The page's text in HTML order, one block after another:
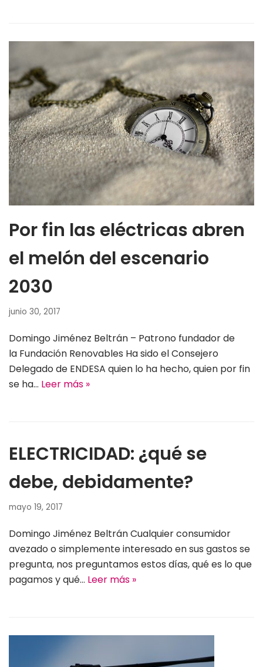
Por fin las eléctricas abren
el melón del escenario
2030
junio 30, 2017
Domingo Jiménez Beltrán – Patrono fundador de
la Fundación Renovables Ha sido el Consejero
Delegado de ENDESA quien lo ha hecho, quien por fin
se ha… Leer más »
ELECTRICIDAD: ¿qué se
debe, debidamente?
mayo 19, 2017
Domingo Jiménez Beltrán Cualquier consumidor
avezado o simplemente interesado en sus gastos se
pregunta, nos preguntamos estos días, qué es lo que
pagamos y qué… Leer más »